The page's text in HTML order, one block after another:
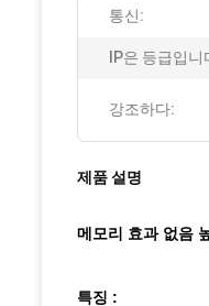
통신:
IP은 등급입니
강조하다:
제품 설명
메모리 효과 없음
특징 :